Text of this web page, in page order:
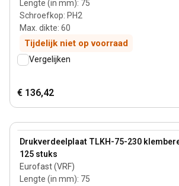
Lengte (in mm): 75
Schroefkop: PH2
Max. dikte: 60
Tijdelijk niet op voorraad
Vergelijken
€ 136,42
Drukverdeelplaat TLKH-75-230
125 stuks
Eurofast (VRF)
Lengte (in mm): 75
View product